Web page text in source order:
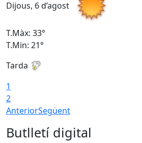
Dijous, 6 d’agost
T.Màx: 33°
T.Min: 21°
Tarda
1
2
AnteriorSegüent
Butlletí digital